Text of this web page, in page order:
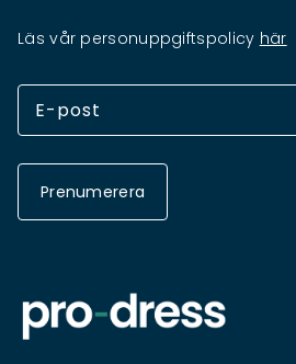
Läs vår personuppgiftspolicy här
Prenumerera